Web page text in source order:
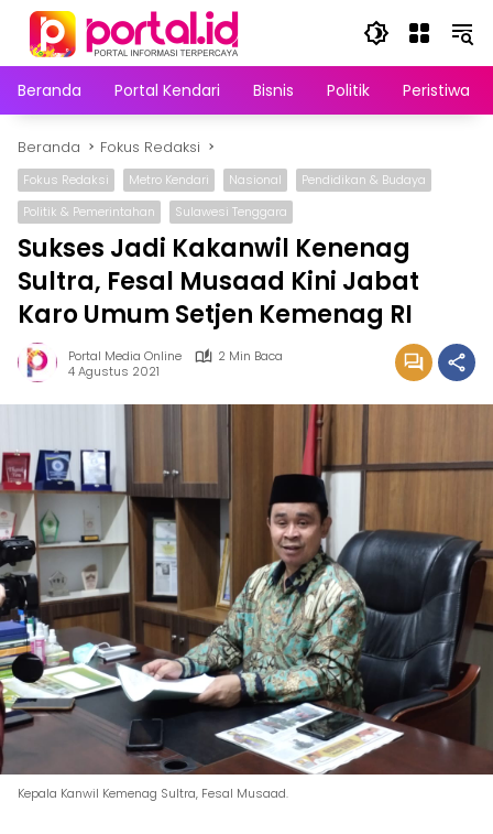
Langsung
konten
Beranda
Portal Kendari Bisnis Politik Peristiwa
Beranda Fokus Redaksi
Fokus Redaksi Metro Kendari Nasional
Pendidikan & Budaya
Politik & Pemerintahan
Sulawesi Tenggara
Sukses Jadi Kakanwil Kenenag
Sultra, Fesal Musaad Kini Jabat
Karo Umum Setjen Kemenag RI
Portal Media Online
2 Min Baca
4 Agustus 2021
Kepala Kanwil Kemenag Sultra, Fesal Musaad.